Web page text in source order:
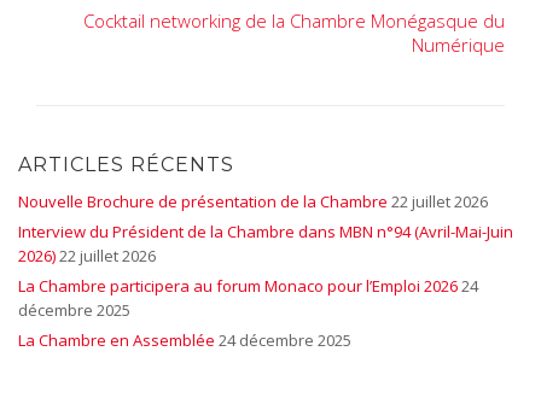
l’article
Cocktail networking de la Chambre Monégasque du
Numérique
ARTICLES RÉCENTS
Nouvelle Brochure de présentation de la Chambre 22 juillet 2026
Interview du Président de la Chambre dans MBN n°94 (Avril-Mai-Juin
2026)22 juillet 2026
La Chambre participera au forum Monaco pour l’Emploi 202624
décembre 2025
La Chambre en Assemblée 24 décembre 2025